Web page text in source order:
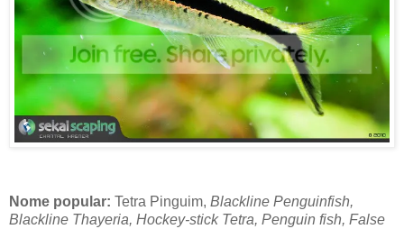
Nome popular: Tetra Pinguim, Blackline Penguinfish,
Blackline Thayeria, Hockey-stick Tetra, Penguin fish, False